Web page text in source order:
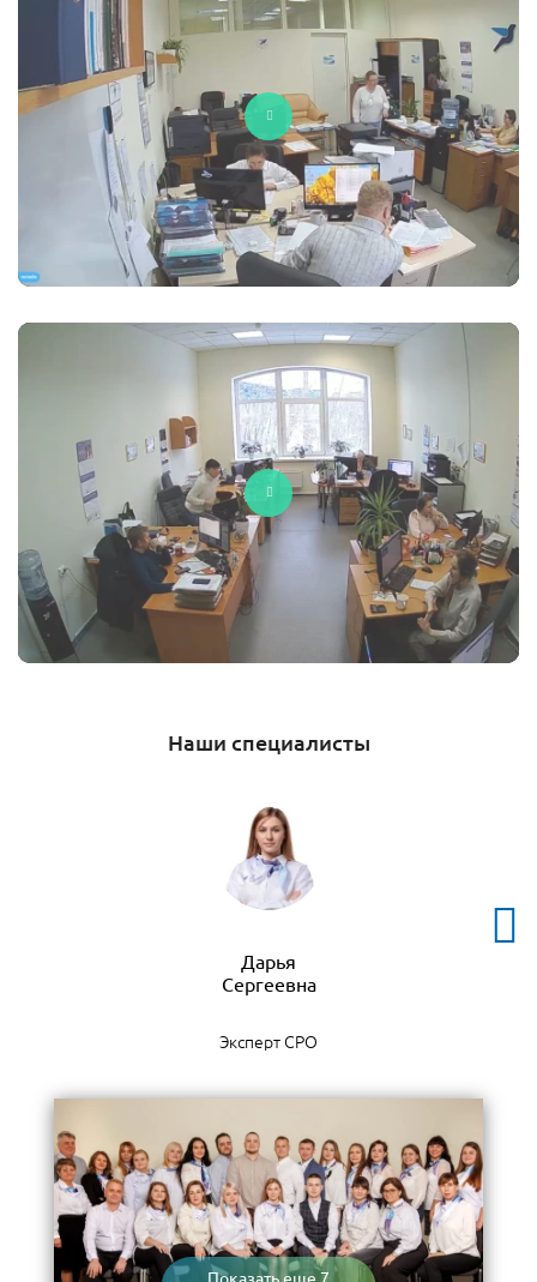
Наши специалисты
Дарья
Сергеевна
Эксперт СРО
Показать еще 7